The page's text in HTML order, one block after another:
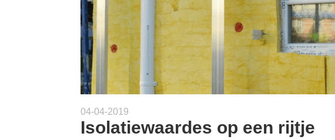
04-04-2019
Isolatiewaardes op een rijtje